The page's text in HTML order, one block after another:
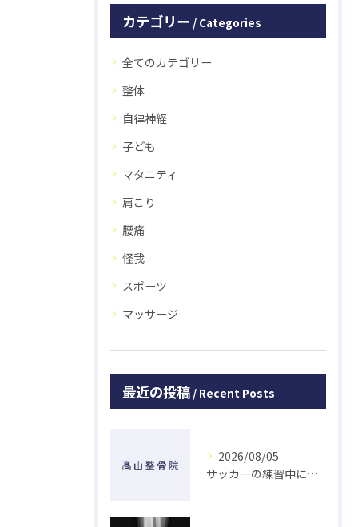
カテゴリー Categories
全てのカテゴリー
整体
自律神経
子ども
マタニティ
肩こり
腰痛
怪我
スポーツ
マッサージ
最近の投稿 Recent Posts
2026/08/05
サッカーの練習中に指を突き指して怪我した学生の初回対応と施術 大鳥居にある整骨院